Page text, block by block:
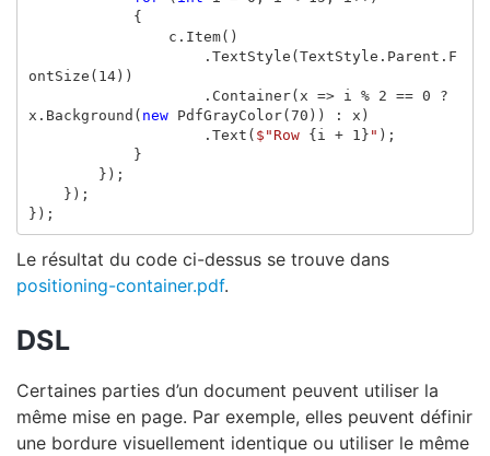
{
c . Item()
. TextStyle ( TextStyle . Parent . F
ontSize ( 14))
. Container( x => i % 2 == 0
?
x . Background ( new PdfGrayColor( 70 )) : x )
. Text ( $"Row { i + 1 } " );
}
});
});
});
Le résultat du code ci-dessus se trouve dans
positioning-container.pdf.
DSL
Certaines parties d’un document peuvent utiliser la
même mise en page. Par exemple, elles peuvent définir
une bordure visuellement identique ou utiliser le même